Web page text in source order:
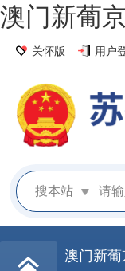
澳门新葡
关怀版 用户
搜本站
澳门新葡